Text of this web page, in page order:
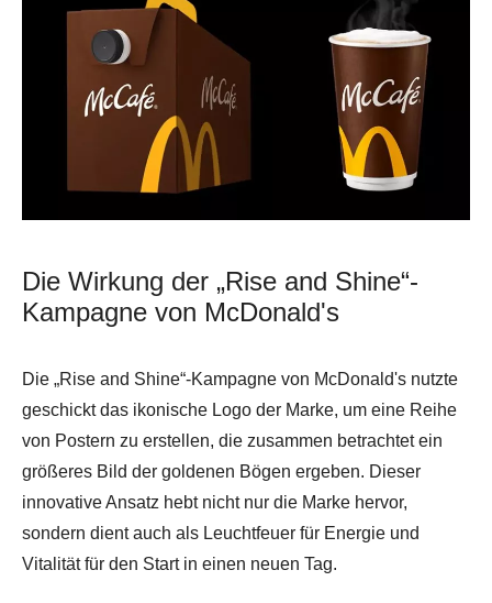
Die Wirkung der „Rise and Shine“-
Kampagne von McDonald's
Die „Rise and Shine“-Kampagne von McDonald's nutzte
geschickt das ikonische Logo der Marke, um eine Reihe
von Postern zu erstellen, die zusammen betrachtet ein
größeres Bild der goldenen Bögen ergeben. Dieser
innovative Ansatz hebt nicht nur die Marke hervor,
sondern dient auch als Leuchtfeuer für Energie und
Vitalität für den Start in einen neuen Tag.